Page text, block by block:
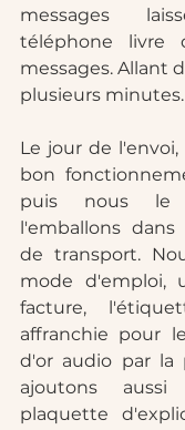
messages
téléphone
messages. Allant
plusieurs minutes.
Le jour de
bon
puis nous le
l'emballons
de transport.
mode d'emploi,
facture,
affranchie pour
d'or audio par la
ajoutons
plaquette